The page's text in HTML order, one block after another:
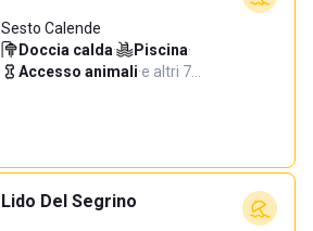
Sesto Calende
Doccia calda· Piscina·
Accesso animali·e altri 7…
Lido Del Segrino